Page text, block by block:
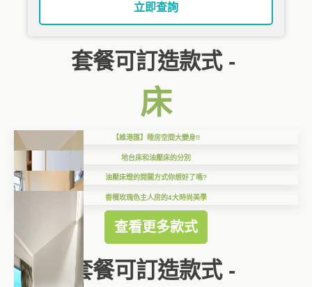
立即查詢
套餐可訂造款式 -
床
【維港匯】睡房空間大變身!!
地台床和油壓床的分別
油壓床燈的開關方式你想好了嗎?
香檳玫瑰色主人房的4大時尚美學
查看更多款式
套餐可訂造款式 -